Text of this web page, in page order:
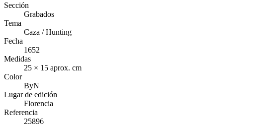
Sección
Grabados
Tema
Caza / Hunting
Fecha
1652
Medidas
25 × 15 aprox. cm
Color
ByN
Lugar de edición
Florencia
Referencia
25896